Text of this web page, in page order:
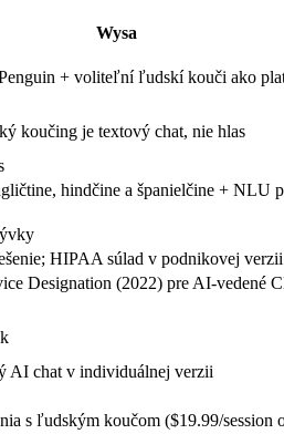
Wysa
+ voliteľní ľudskí kouči ako
koučing je textový chat, nie hlas
hindčine a španielčine + NLU
HIPAA súlad v podnikovej verzii
Designation (2022) pre AI-vedené
AI chat v individuálnej verzii
s ľudským koučom ($19.99/session